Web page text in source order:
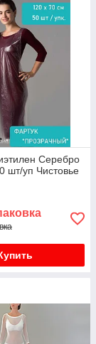
Серебро
шт/уп Чистовье